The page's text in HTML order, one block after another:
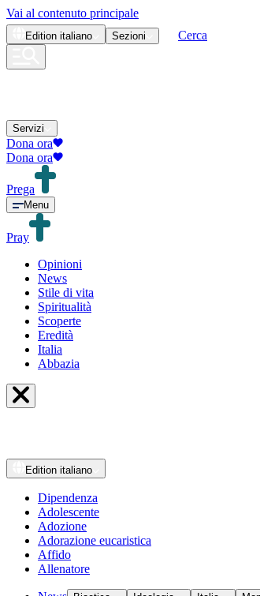
Vai al contenuto principale
Edition italiano Sezioni Cerca
Servizi
Dona ora
Dona ora
Prega
Menu
Pray
Opinioni
News
Stile di vita
Spiritualità
Scoperte
Eredità
Italia
Abbazia
Edition italiano
Dipendenza
Adolescente
Adozione
Adorazione eucaristica
Affido
Allenatore